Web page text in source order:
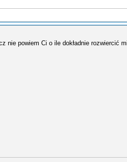
nie powiem Ci o ile dokładnie rozwiercić